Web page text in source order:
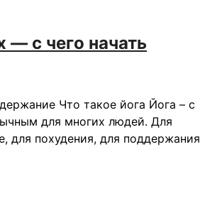
с чего начать
Что такое йога Йога – с
для многих людей. Для
для похудения, для поддержания